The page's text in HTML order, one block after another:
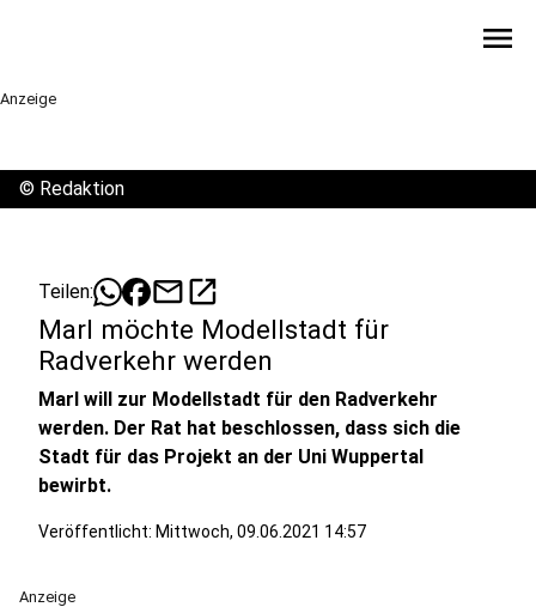
menu
Anzeige
© Redaktion
Teilen: mailopen_in_new
Marl möchte Modellstadt für
Radverkehr werden
Marl will zur Modellstadt für den Radverkehr
werden. Der Rat hat beschlossen, dass sich die
Stadt für das Projekt an der Uni Wuppertal
bewirbt.
Veröffentlicht: Mittwoch, 09.06.2021 14:57
Anzeige